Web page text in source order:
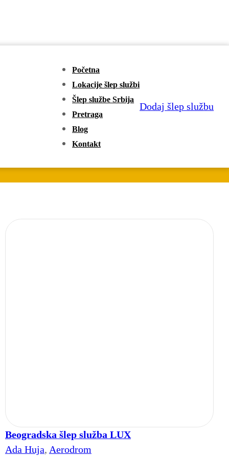
Početna
Lokacije šlep službi
Šlep službe Srbija
Pretraga
Blog
Kontakt
Dodaj šlep službu
Beogradska šlep služba LUX
Ada Huja, Aerodrom